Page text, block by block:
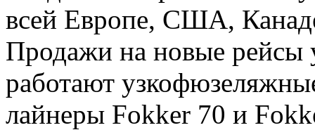
всей Европе, США,
Продажи на новые рейсы
работают
лайнеры Fokker 70 и